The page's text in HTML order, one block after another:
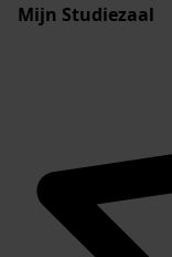
Mijn Studiezaal